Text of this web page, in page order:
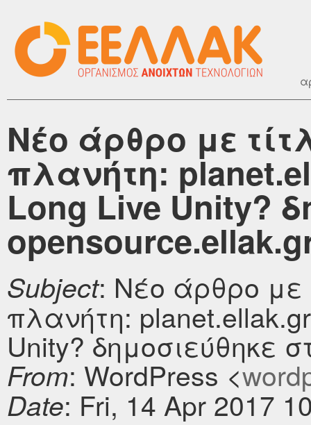
Νέο άρθρο με
πλανήτη:
Long Live Unity?
Subject: Νέο άρθρο με
πλανήτη:
Unity? δημοσιεύθηκε
From: WordPress <
Date: Fri, 14 Apr 2017